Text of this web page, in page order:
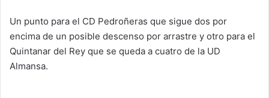
Un punto para el CD Pedroñeras que sigue dos por
encima de un posible descenso por arrastre y otro para el
Quintanar del Rey que se queda a cuatro de la UD
Almansa.